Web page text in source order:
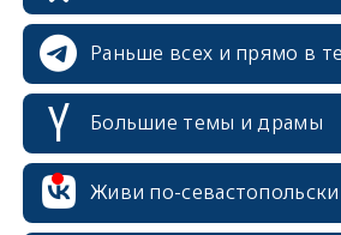
Раньше всех и прямо в
Большие темы и драмы
Живи по-севастопольски